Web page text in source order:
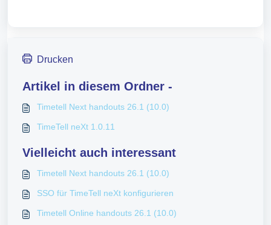
Drucken
Artikel in diesem Ordner -
Timetell Next handouts 26.1 (10.0)
TimeTell neXt 1.0.11
Vielleicht auch interessant
Timetell Next handouts 26.1 (10.0)
SSO für TimeTell neXt konfigurieren
Timetell Online handouts 26.1 (10.0)